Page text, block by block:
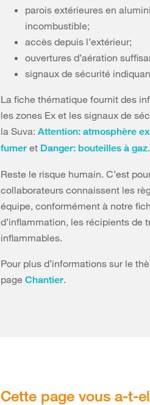
parois extérieures en
incombustible;
accès depuis l’extérieur;
ouvertures d’aération
signaux de sécurité
La fiche thématique fournit des
les zones Ex et les signaux de
la Suva: Attention: atmosphère
fumer et Danger: bouteilles à gaz.
Reste le risque humain. C’est
collaborateurs connaissent les
équipe, conformément à notre
d’inflammation, les récipients de
inflammables.
Pour plus d’informations sur le
page Chantier.
Cette page vous a-t-